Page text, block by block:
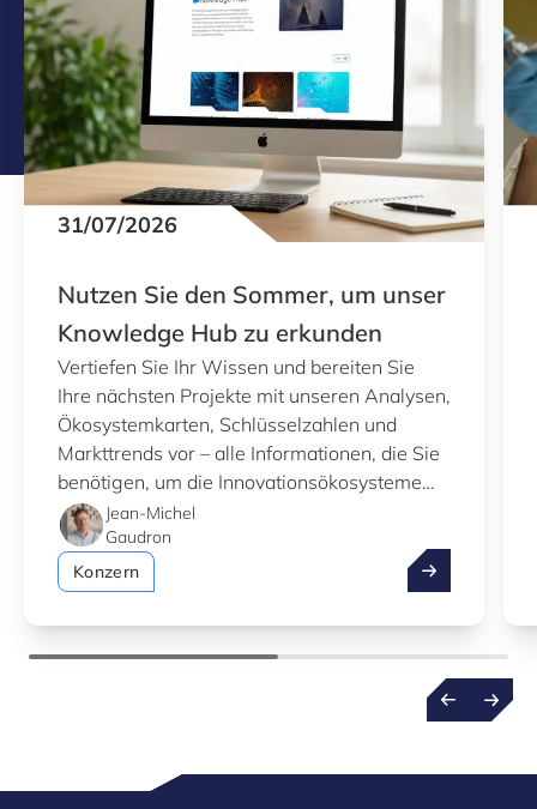
31/07/2026
Nutzen Sie den Sommer, um unser
Knowledge Hub zu erkunden
Vertiefen Sie Ihr Wissen und bereiten Sie
Ihre nächsten Projekte mit unseren Analysen,
Ökosystemkarten, Schlüsselzahlen und
Markttrends vor – alle Informationen, die Sie
benötigen, um die Innovationsökosysteme
Luxemburgs besser zu verstehen.
Jean-Michel
Gaudron
Konzern
Nutzen Sie